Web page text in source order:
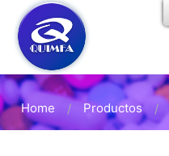
Home Productos